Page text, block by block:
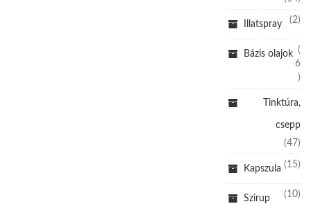
Illatspray (2)
Bázis olajok (
6
)
Tinktúra,
csepp
(47)
Kapszula (15)
Szirup (10)